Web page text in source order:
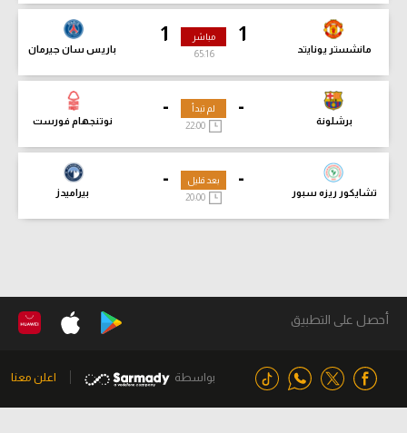
1
مانشستر يونايتد
1
باريس سان جيرمان
مباشر
65:18
-
برشلونة
-
نوتنجهام فورست
لم تبدأ
-
تشايكور ريزه سبور
-
بيراميدز
بعد قليل
أحصل على التطبيق
بواسطة اعلن معنا